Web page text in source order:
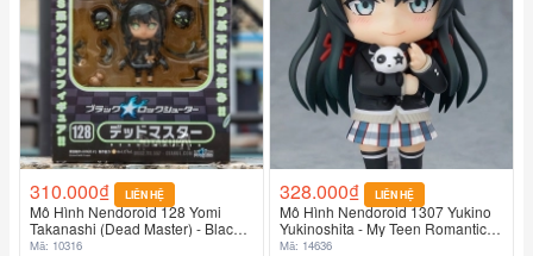
310.000₫ LIÊN HỆ
Mô Hình Nendoroid 128 Yomi
Takanashi (Dead Master) - Black
Rock Shooter
Mã: 10316
328.000₫ LIÊN HỆ
Mô Hình Nendoroid 1307 Yukino
Yukinoshita - My Teen Romantic
Comedy SNAFU Climax
Mã: 14636